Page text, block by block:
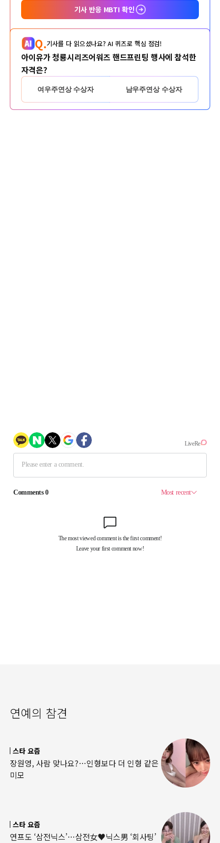
기사 반응 MBTI 확인
Q.기사를 다 읽으셨나요? AI 퀴즈로 핵심 점검!
아이유가 청룡시리즈어워즈 핸드프린팅 행사에 참석한
자격은?
여우주연상 수상자 남우주연상 수상자
연예의 참견
스타 요즘
장원영, 사람 맞나요?…인형보다 더 인형 같은
미모
스타 요즘
연프도 ‘삼전닉스’…삼전女♥닉스男 ‘회사팅’